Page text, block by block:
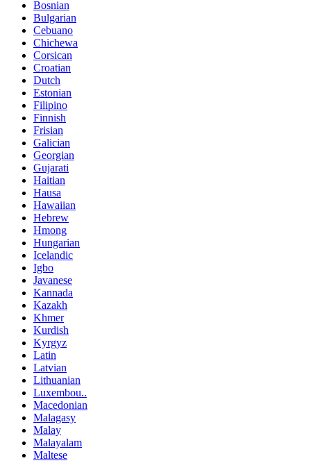
Bosnian
Bulgarian
Cebuano
Chichewa
Corsican
Croatian
Dutch
Estonian
Filipino
Finnish
Frisian
Galician
Georgian
Gujarati
Haitian
Hausa
Hawaiian
Hebrew
Hmong
Hungarian
Icelandic
Igbo
Javanese
Kannada
Kazakh
Khmer
Kurdish
Kyrgyz
Latin
Latvian
Lithuanian
Luxembou..
Macedonian
Malagasy
Malay
Malayalam
Maltese